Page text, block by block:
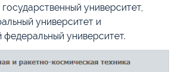
университет,
университет и
университет.